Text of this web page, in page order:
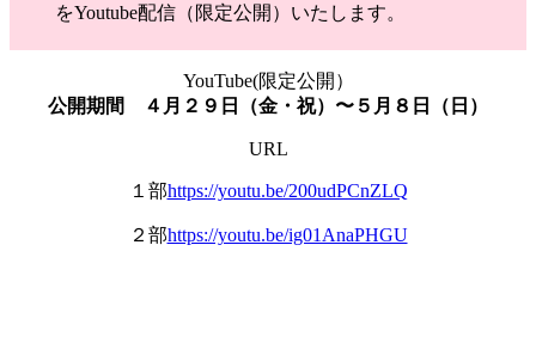
をYoutube配信（限定公開）いたします。
YouTube(限定公開）
公開期間 ４月２９日（金・祝）〜５月８日（日）
URL
１部https://youtu.be/200udPCnZLQ
２部https://youtu.be/ig01AnaPHGU